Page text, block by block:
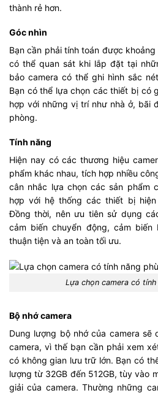
thành rẻ hơn.
Góc nhìn
Bạn cần phải tính toán được
có thể quan sát khi lắp đặt tại
bảo camera có thể ghi hình sắc
Bạn có thể lựa chọn các thiết bị có
hợp với những vị trí như nhà ở, bãi
phòng.
Tính năng
Hiện nay có các thương hiệu
phẩm khác nhau, tích hợp nhiều
cân nhắc lựa chọn các sản phẩm
hợp với hệ thống các thiết bị
Đồng thời, nên ưu tiên sử dụng
cảm biến chuyển động, cảm
thuận tiện và an toàn tối ưu.
Lựa chọn camera có
Bộ nhớ camera
Dung lượng bộ nhớ của camera
camera, vì thế bạn cần phải xem
có không gian lưu trữ lớn. Bạn có
lượng từ 32GB đến 512GB, tùy vào
giải của camera. Thường những